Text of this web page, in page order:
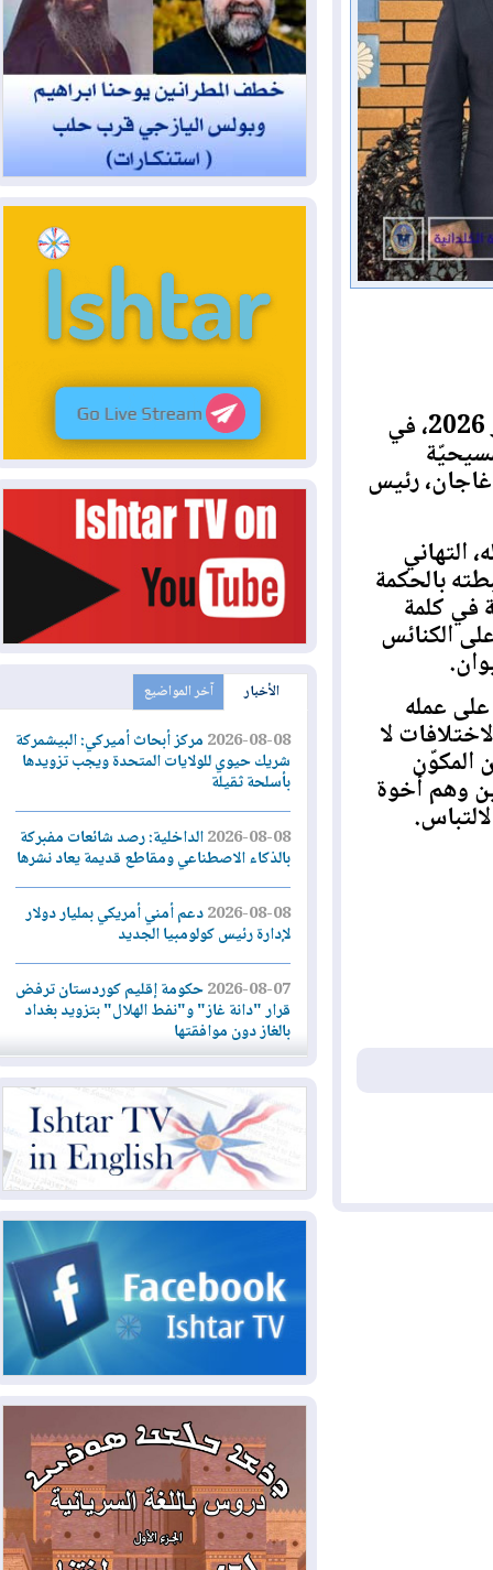
استقبل البطريرك بولس الثالث نونا صباح يوم السبت 30 أيار 2026، في
رئيس
بالحكمة
كلمة
الكنائس
عمله
لا
وهم أخوة
الأخبار آخر المواضيع
2026-08-08مركز أبحاث أميركي: البيشمركة
شريك حيوي للولايات المتحدة ويجب تزويدها
بأسلحة ثقيلة
2026-08-08الداخلية: رصد شائعات مفبركة
بالذكاء الاصطناعي ومقاطع قديمة يعاد نشرها
2026-08-08دعم أمني أمريكي بمليار دولار
لإدارة رئيس كولومبيا الجديد
2026-08-07حكومة إقليم كوردستان ترفض
قرار "دانة غاز" و"نفط الهلال" بتزويد بغداد
بالغاز دون موافقتها
2026-08-07القوات المسلحة العراقية: خطة
أمنية لإجهاض هجمة محتملة على السعودية
2026-08-07الاستخبارات الأميركية: بوتين
قد يختبر تماسك الناتو بهجوم محدود
نيجيرفان بارزاني حول اجتماع
"إدارة الدولة": أكدنا دعم تنفيذ البرنامج
الحكومي وأهمية حصر السلاح
2026-08-06ائتلاف ادارة الدولة: من
يقومون بسلوك يهدد امن البلاد خارجون عن
القانون يجب محاربتهم
2026-08-06بعد هجومين قرب باب المندب..
تحذيرات من تصعيد يهدد الملاحة في البحر
الأحمر
2026-08-06 مئات القاصرين بلا مأوى.. أزمة
سبتة تتصاعد وتضغط على مدريد